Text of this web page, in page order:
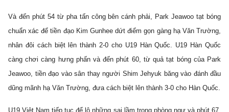
Và đến phút 54 từ pha tấn công bên cánh phải, Park Jeawoo tạt bóng
chuẩn xác để tiền đạo Kim Gunhee dứt điểm gọn gàng hạ Văn Trường,
nhân đôi cách biệt lên thành 2-0 cho U19 Hàn Quốc. U19 Hàn Quốc
càng chơi càng hưng phấn và đến phút 60, từ quả tạt bóng của Park
Jeawoo, tiền đạo vào sân thay người Shim Jehyuk băng vào đánh đầu
dũng mãnh hạ Văn Trường, đưa cách biệt lên thành 3-0 cho Hàn Quốc.
U19 Việt Nam tiếp tục để lộ những sai lầm trong phòng ngự và phút 67,